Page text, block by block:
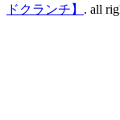
ドクランチ】 . all